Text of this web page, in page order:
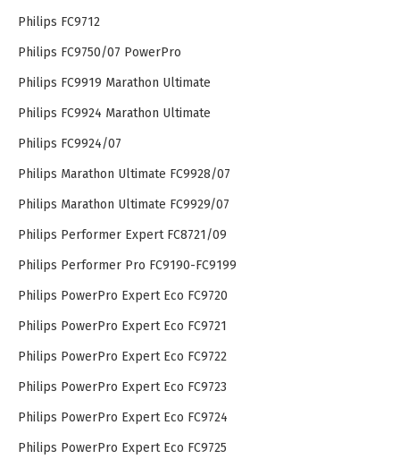
Philips FC9712
Philips FC9750/07 PowerPro
Philips FC9919 Marathon Ultimate
Philips FC9924 Marathon Ultimate
Philips FC9924/07
Philips Marathon Ultimate FC9928/07
Philips Marathon Ultimate FC9929/07
Philips Performer Expert FC8721/09
Philips Performer Pro FC9190-FC9199
Philips PowerPro Expert Eco FC9720
Philips PowerPro Expert Eco FC9721
Philips PowerPro Expert Eco FC9722
Philips PowerPro Expert Eco FC9723
Philips PowerPro Expert Eco FC9724
Philips PowerPro Expert Eco FC9725